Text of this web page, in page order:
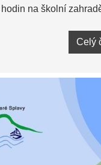
na školní
Celý